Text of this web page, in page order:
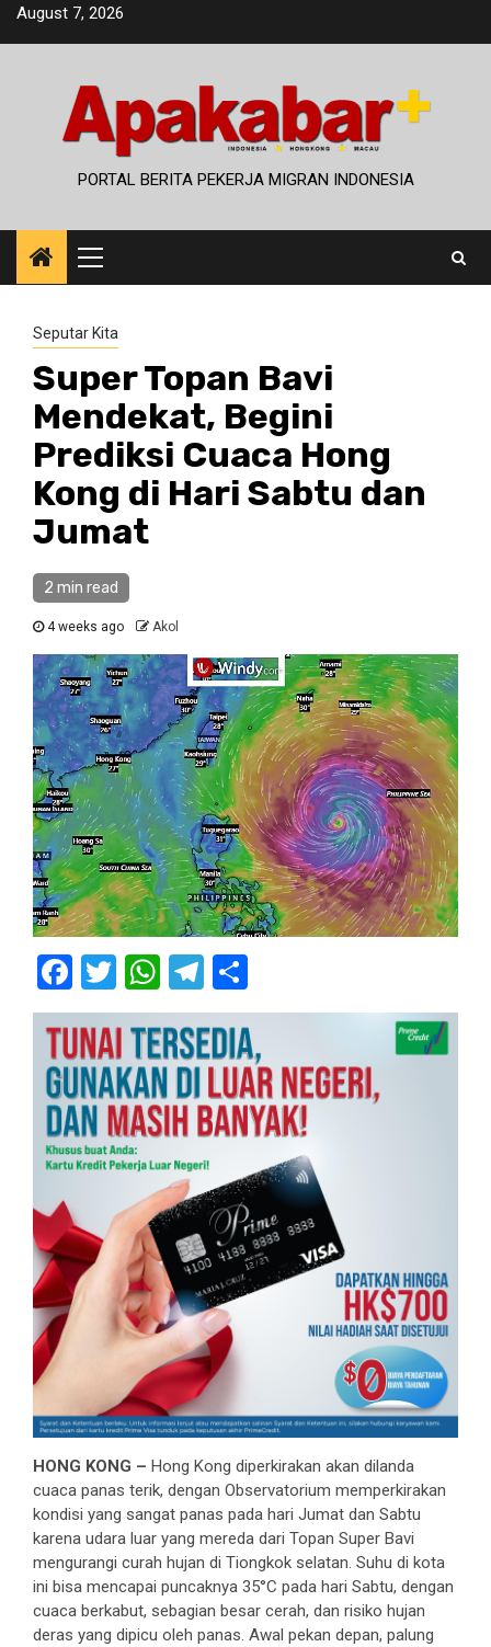
SkipAugust 7, 2026
PORTAL BERITA PEKERJA MIGRAN INDONESIA
Primary
Menu
Seputar Kita
Super Topan Bavi
Mendekat, Begini
Prediksi Cuaca Hong
Kong di Hari Sabtu dan
Jumat
2 min read
4 weeks ago Akol
Facebook
Twitter
WhatsApp
Telegram
HONG KONG – Hong Kong diperkirakan akan dilanda
cuaca panas terik, dengan Observatorium memperkirakan
kondisi yang sangat panas pada hari Jumat dan Sabtu
karena udara luar yang mereda dari Topan Super Bavi
mengurangi curah hujan di Tiongkok selatan. Suhu di kota
ini bisa mencapai puncaknya 35°C pada hari Sabtu, dengan
cuaca berkabut, sebagian besar cerah, dan risiko hujan
deras yang dipicu oleh panas. Awal pekan depan, palung